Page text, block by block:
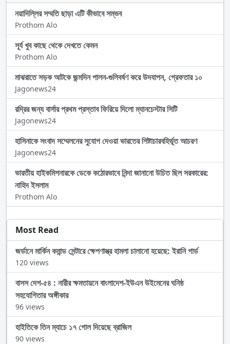
নয়াদিল্লির সম্মতি ছাড়া এটি কীভাবে সম্ভব
Prothom Alo
সূর্য খুব কাছে থেকে দেখতে কেমন
Prothom Alo
মাঝরাতে সড়ক আটকে জন্মদিন পালন-গুলিবর্ষণ করে উদযাপন, গ্রেফতার ১০
Jagonews24
রদ্রির জন্য বার্সার প্রথম প্রস্তাব ফিরিয়ে দিলো ম্যানচেস্টার সিটি
Jagonews24
হাসিনাকে সংবাদ সম্মেলনের সুযোগ দেওয়া ভারতের শিষ্টাচারবহির্ভূত আচরণ
Jagonews24
ভারতীয় হাইকমিশনারকে ডেকে কঠোরভাবে নিন্দা জানানো উচিত ছিল সরকারের:
নাহিদ ইসলাম
Prothom Alo
Most Read
জর্ডানে মার্কিন কমান্ড সেন্টারে ক্ষেপণাস্ত্র হামলা চালানো হয়েছে: ইরানি গার্ড
120 views
বাসস দেশ-৫৪ : নারীর ক্ষমতায়নে বাংলাদেশ-ইউএন উইমেনের ঘনিষ্ঠ
সহযোগিতার অঙ্গীকার
96 views
হাইতিকে তিন ম্যাচে ১৭ গোল দিয়েছে ব্রাজিল
90 views